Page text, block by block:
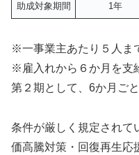
助成対象期間 1年
※一事業主あたり５人ま
※雇入れから６か月を支
第２期として、6か月ご
条件が厳しく規定されて
価高騰対策・回復再生応